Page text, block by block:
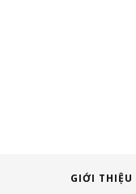
GIỚI THIỆU